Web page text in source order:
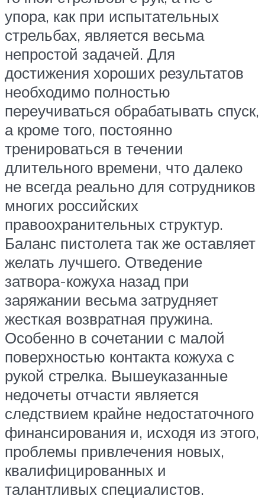
упора, как при испытательных
стрельбах, является весьма
непростой задачей. Для
достижения хороших результатов
необходимо полностью
переучиваться обрабатывать спуск,
а кроме того, постоянно
тренироваться в течении
длительного времени, что далеко
не всегда реально для сотрудников
многих российских
правоохранительных структур.
Баланс пистолета так же оставляет
желать лучшего. Отведение
затвора-кожуха назад при
заряжании весьма затрудняет
жесткая возвратная пружина.
Особенно в сочетании с малой
поверхностью контакта кожуха с
рукой стрелка. Вышеуказанные
недочеты отчасти является
следствием крайне недостаточного
финансирования и, исходя из этого,
проблемы привлечения новых,
квалифицированных и
талантливых специалистов.